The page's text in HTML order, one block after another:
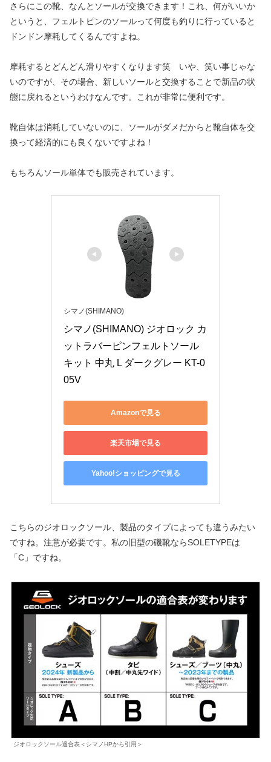
さらにこの靴、なんとソールが交換できます！これ、何がいいか
というと、フェルトピンのソールって何度も釣りに行っていると
ドンドン摩耗してくるんですよね。
摩耗するとどんどん滑りやすくなります笑 いや、笑い事じゃな
いのですが、その場合、新しいソールと交換することで新品の状
態に戻れるというわけなんです。これが非常に便利です。
靴自体は消耗していないのに、ソールがダメだからと靴自体を交
換って経済的にも良くないですよね！
もちろんソール単体でも販売されています。
シマノ(SHIMANO)
シマノ(SHIMANO) ジオロック カ
ットラバーピンフェルトソール
キット 中丸 L ダークグレー KT-0
05V
Amazonで見る
楽天市場で見る
Yahoo!ショッピングで見る
こちらのジオロックソール、製品のタイプによっても違うみたい
ですね。注意が必要です。私の旧型の磯靴ならSOLETYPEは
「C」ですね。
ジオロックソール適合表＜シマノHPから引用＞